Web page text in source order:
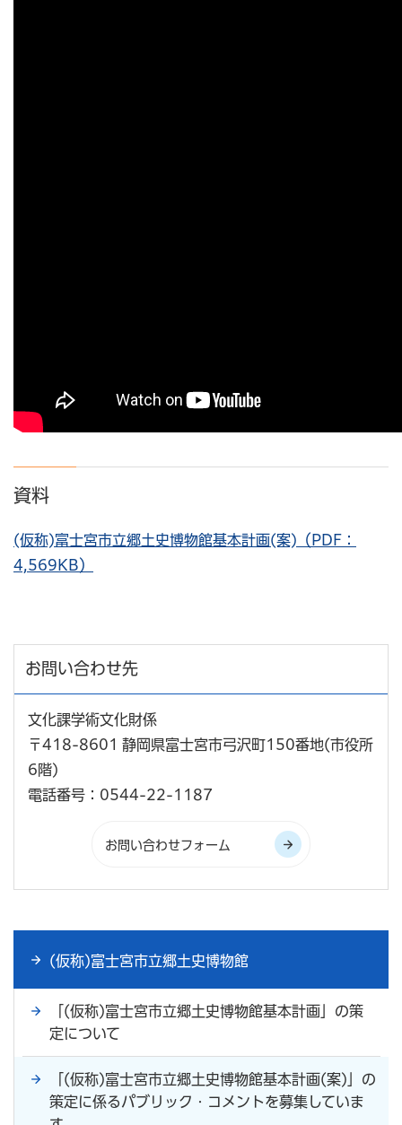
資料
(仮称)富士宮市立郷土史博物館基本計画(案)（PDF：
4,569KB）
お問い合わせ先
文化課学術文化財係
〒418-8601 静岡県富士宮市弓沢町150番地(市役所
6階)
電話番号：0544-22-1187
(仮称)富士宮市立郷土史博物館
「(仮称)富士宮市立郷土史博物館基本計画」の策
定について
「(仮称)富士宮市立郷土史博物館基本計画(案)」の
策定に係るパブリック・コメントを募集していま